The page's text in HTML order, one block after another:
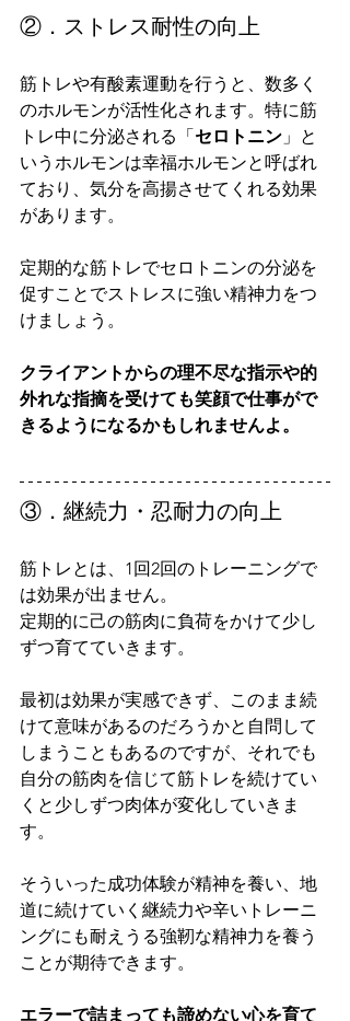
②．ストレス耐性の向上
筋トレや有酸素運動を行うと、数多く
のホルモンが活性化されます。特に筋
トレ中に分泌される「セロトニン 」と
いうホルモンは幸福ホルモンと呼ばれ
ており、気分を高揚させてくれる効果
があります。
定期的な筋トレでセロトニンの分泌を
促すことでストレスに強い精神力をつ
けましょう。
クライアントからの理不尽な指示や的
外れな指摘を受けても笑顔で仕事がで
きるようになるかもしれませんよ。
③．継続力・忍耐力の向上
筋トレとは、1回2回のトレーニングで
は効果が出ません。
定期的に己の筋肉に負荷をかけて少し
ずつ育てていきます。
最初は効果が実感できず、このまま続
けて意味があるのだろうかと自問して
しまうこともあるのですが、それでも
自分の筋肉を信じて筋トレを続けてい
くと少しずつ肉体が変化していきま
す。
そういった成功体験が精神を養い、地
道に続けていく継続力や辛いトレーニ
ングにも耐えうる強靭な精神力を養う
ことが期待できます。
エラーで詰まっても諦めない心を育て